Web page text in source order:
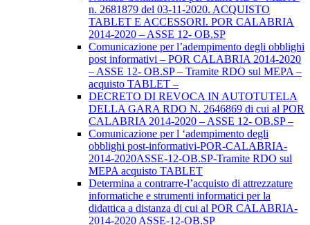
n. 2681879 del 03-11-2020. ACQUISTO
TABLET E ACCESSORI. POR CALABRIA
2014-2020 – ASSE 12- OB.SP
Comunicazione per l’adempimento degli obblighi
post informativi – POR CALABRIA 2014-2020
– ASSE 12- OB.SP – Tramite RDO sul MEPA –
acquisto TABLET –
DECRETO DI REVOCA IN AUTOTUTELA
DELLA GARA RDO N. 2646869 di cui al POR
CALABRIA 2014-2020 – ASSE 12- OB.SP –
Comunicazione per l ‘adempimento degli
obblighi post-informativi-POR-CALABRIA-
2014-2020ASSE-12-OB.SP-Tramite RDO sul
MEPA acquisto TABLET
Determina a contrarre-l’acquisto di attrezzature
informatiche e strumenti informatici per la
didattica a distanza di cui al POR CALABRIA-
2014-2020 ASSE-12-OB.SP